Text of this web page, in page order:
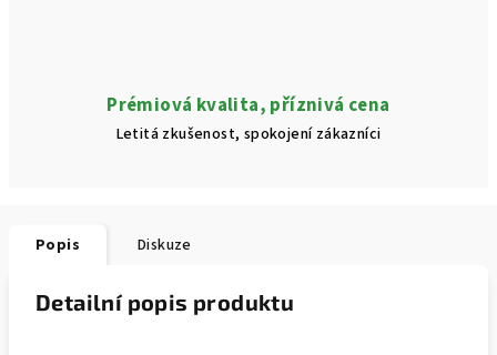
Prémiová kvalita, příznivá cena
Letitá zkušenost, spokojení zákazníci
Popis Diskuze
Detailní popis produktu